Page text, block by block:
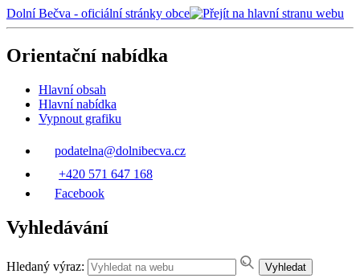
Dolní Bečva - oficiální stránky obce
Orientační nabídka
Hlavní obsah
Hlavní nabídka
Vypnout grafiku
podatelna@dolnibecva.cz
+420 571 647 168
Facebook
Vyhledávání
Hledaný výraz: Vyhledat